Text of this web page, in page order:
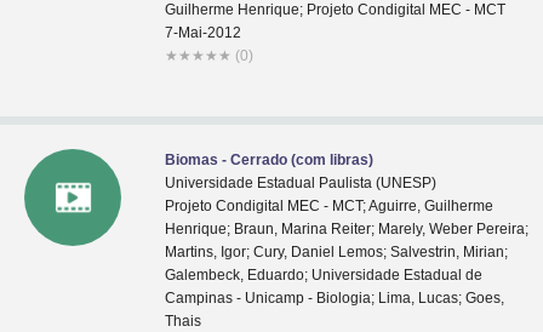
Guilherme Henrique; Projeto Condigital MEC - MCT
7-Mai-2012
★ ★ ★ ★ ★ (0)
Biomas - Cerrado (com libras)
Universidade Estadual Paulista (UNESP)
Projeto Condigital MEC - MCT; Aguirre, Guilherme
Henrique; Braun, Marina Reiter; Marely, Weber Pereira;
Martins, Igor; Cury, Daniel Lemos; Salvestrin, Mirian;
Galembeck, Eduardo; Universidade Estadual de
Campinas - Unicamp - Biologia; Lima, Lucas; Goes,
Thais